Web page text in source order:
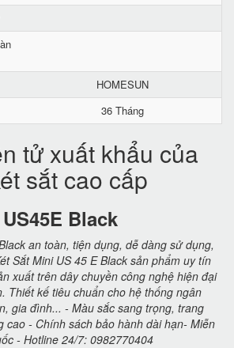
HOMESUN
36 Tháng
tử xuất khẩu của
sắt cao cấp
Black
an toàn, tiện dụng, dễ dàng sử dụng,
Sắt Mini US 45 E Black sản phẩm uy tín
xuất trên dây chuyền công nghệ hiện đại
Thiết kế tiêu chuẩn cho hệ thống ngân
gia đình... - Màu sắc sang trọng, trang
cao - Chính sách bảo hành dài hạn- Miễn
- Hotline 24/7: 0982770404